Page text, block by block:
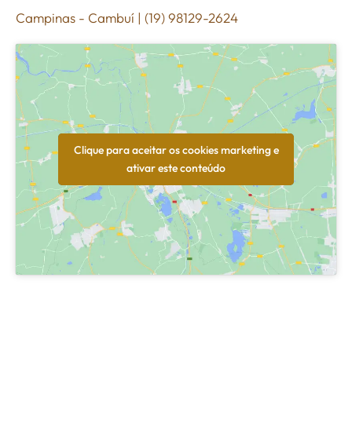
Campinas - Cambuí | (19) 98129-2624
Clique para aceitar os cookies marketing e
ativar este conteúdo